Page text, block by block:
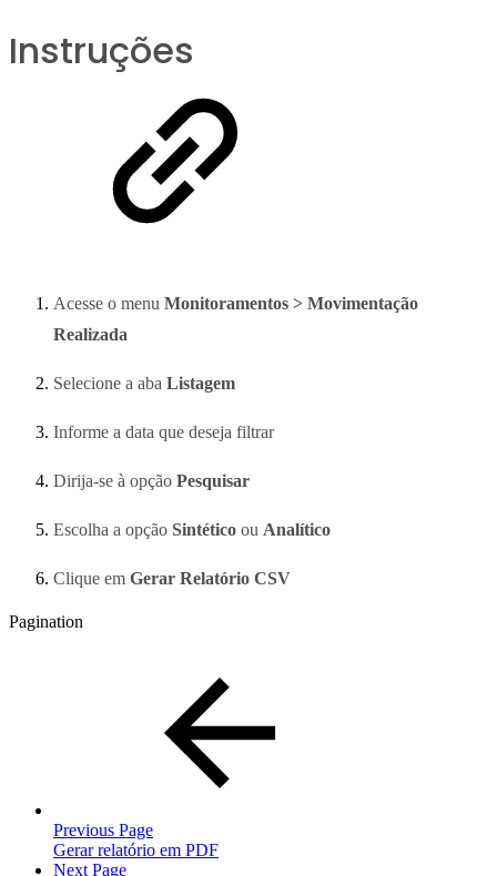
Instruções
Acesse o menu Monitoramentos > Movimentação
Realizada
Selecione a aba Listagem
Informe a data que deseja filtrar
Dirija-se à opção Pesquisar
Escolha a opção Sintético ou Analítico
Clique em Gerar Relatório CSV
Pagination
Previous Page
Gerar relatório em PDF
Next Page